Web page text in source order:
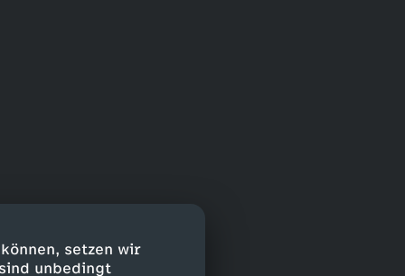
setzen wir
unbedingt